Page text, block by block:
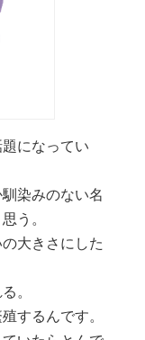
になってい
染みのない名
う。
大きさにした
。
するんです。